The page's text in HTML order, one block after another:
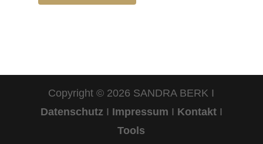
Copyright © 2026 SANDRA BERK I
DatenschutzI Impressum I KontaktI
Tools